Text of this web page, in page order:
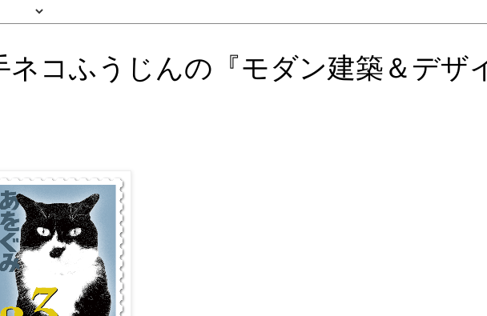
ネコふうじんの『モダン建築＆デザ